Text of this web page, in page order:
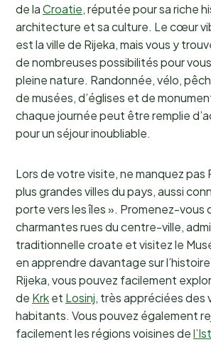
de laCroatie, réputée pour sa riche
architecture et sa culture. Le cœur
est la ville de Rijeka, mais vous y
de nombreuses possibilités pour
pleine nature. Randonnée, vélo,
de musées, d’églises et de
chaque journée peut être remplie
pour un séjour inoubliable.
Lors de votre visite, ne manquez pas
plus grandes villes du pays, aussi
porte vers les îles ». Promenez-vous
charmantes rues du centre-ville,
traditionnelle croate et visitez le
en apprendre davantage sur
Rijeka, vous pouvez facilement
de Krket Losinj, très appréciées des
habitants. Vous pouvez également
facilement les régions voisines de